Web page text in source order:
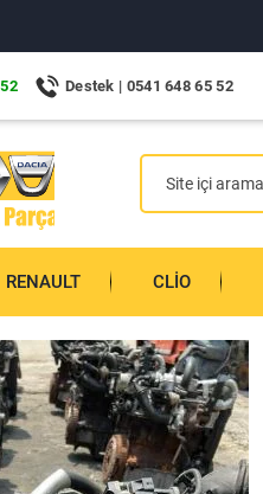
Destek | 0541 648 65 52
RENAULT CLIO